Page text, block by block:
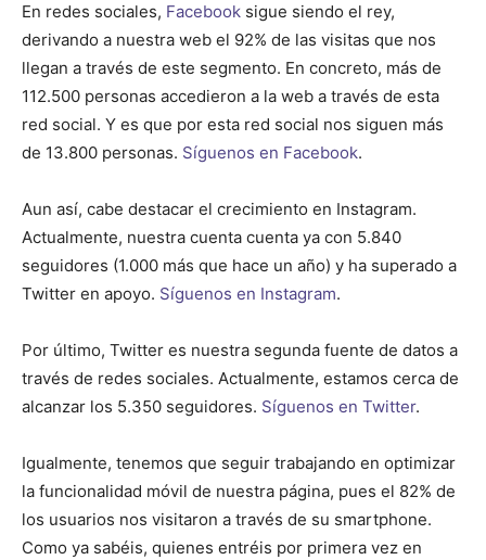
En redes sociales, Facebook sigue siendo el rey,
derivando a nuestra web el 92% de las visitas que nos
llegan a través de este segmento. En concreto, más de
112.500 personas accedieron a la web a través de esta
red social. Y es que por esta red social nos siguen más
de 13.800 personas. Síguenos en Facebook.
Aun así, cabe destacar el crecimiento en Instagram.
Actualmente, nuestra cuenta cuenta ya con 5.840
seguidores (1.000 más que hace un año) y ha superado a
Twitter en apoyo. Síguenos en Instagram.
Por último, Twitter es nuestra segunda fuente de datos a
través de redes sociales. Actualmente, estamos cerca de
alcanzar los 5.350 seguidores. Síguenos en Twitter.
Igualmente, tenemos que seguir trabajando en optimizar
la funcionalidad móvil de nuestra página, pues el 82% de
los usuarios nos visitaron a través de su smartphone.
Como ya sabéis, quienes entréis por primera vez en